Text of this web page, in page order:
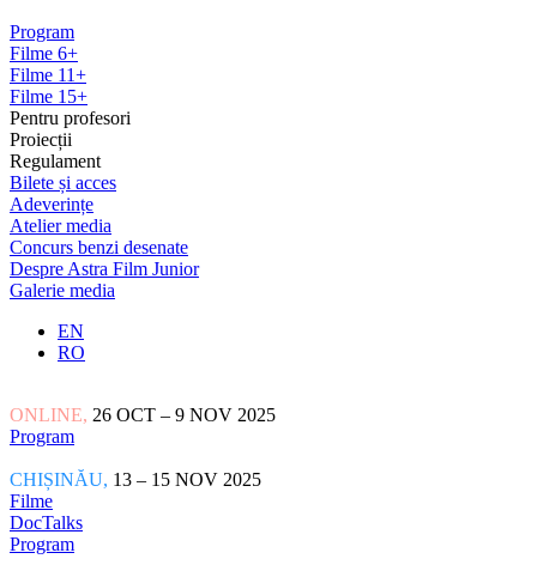
Program
Filme 6+
Filme 11+
Filme 15+
Pentru profesori
Proiecții
Regulament
Bilete și acces
Adeverințe
Atelier media
Concurs benzi desenate
Despre Astra Film Junior
Galerie media
EN
RO
ONLINE, 26 OCT – 9 NOV 2025
Program
CHIȘINĂU, 13 – 15 NOV 2025
Filme
DocTalks
Program